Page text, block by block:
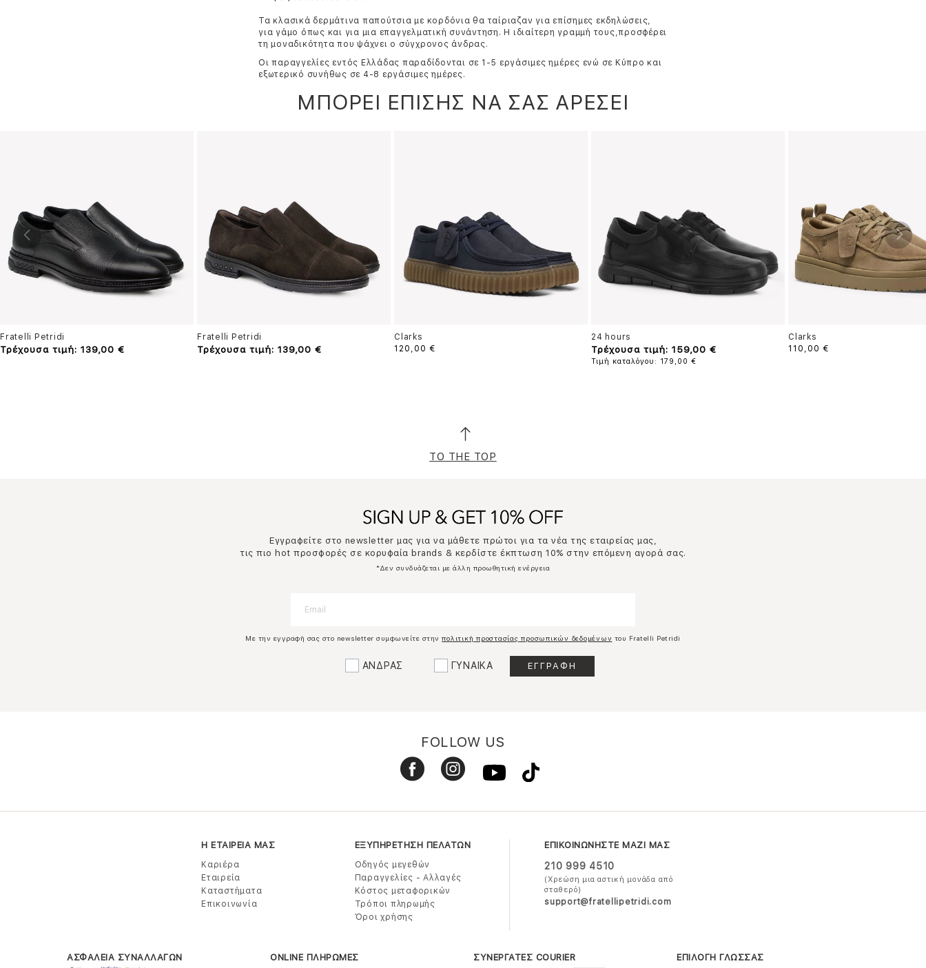
Τα κλασικά δερμάτινα παπούτσια με κορδόνια θα ταίριαζαν για επίσημες εκδηλώσεις,
για γάμο όπως και για μια επαγγελματική συνάντηση. Η ιδιαίτερη γραμμή τους,προσφέρει
τη μοναδικότητα που ψάχνει ο σύγχρονος άνδρας.
Οι παραγγελίες εντός Ελλάδας παραδίδονται σε 1-5 εργάσιμες ημέρες ενώ σε Κύπρο και
εξωτερικό συνήθως σε 4-8 εργάσιμες ημέρες.
ΜΠΟΡΕΙ ΕΠΙΣΗΣ ΝΑ ΣΑΣ ΑΡΕΣΕΙ
Fratelli Petridi
Τρέχουσα τιμή: 139,00 €
Fratelli Petridi
Τρέχουσα τιμή: 139,00 €
Clarks
120,00 €
24 hours
Τρέχουσα τιμή: 159,00 €
Τιμή καταλόγου: 179,00 €
Clarks
110,00 €
TO THE TOP
Εγγραφείτε στο newsletter μας για να μάθετε πρώτοι για τα νέα της εταιρείας μας,
τις πιο hot προσφορές σε κορυφαία brands & κερδίστε έκπτωση 10% στην επόμενη αγορά σας.
*Δεν συνδυάζεται με άλλη προωθητική ενέργεια
Με την εγγραφή σας στο newsletter συμφωνείτε στηνπολιτική προστασίας προσωπικών δεδομένων του Fratelli Petridi
ΑΝΔΡΑΣ ΓΥΝΑΙΚΑ
FOLLOW US
Η ΕΤΑΙΡΕΙΑ ΜΑΣ
Καριέρα
Εταιρεία
Καταστήματα
Επικοινωνία
ΕΞΥΠΗΡΕΤΗΣΗ ΠΕΛΑΤΩΝ
Οδηγός μεγεθών
Παραγγελίες - Αλλαγές
Κόστος μεταφορικών
Τρόποι πληρωμής
Όροι χρήσης
ΕΠΙΚΟΙΝΩΝΗΣΤΕ ΜΑΖΙ ΜΑΣ
210 999 4510
(Χρεώση μια αστική μονάδα από
σταθερό)
support@fratellipetridi.com
ΑΣΦΑΛΕΙΑ ΣΥΝΑΛΛΑΓΩΝ ONLINE ΠΛΗΡΩΜΕΣ ΣΥΝΕΡΓΑΤΕΣ COURIER ΕΠΙΛΟΓΗ ΓΛΩΣΣΑΣ